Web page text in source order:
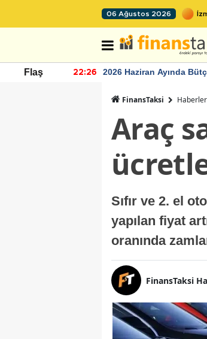
06 Ağustos 2026
Flaş 22:26
2026 Haziran Ayında
FinansTaksi Haberler
Araç
Sıfır ve 2. el
yapılan fiyat
oranında
FinansTaksi